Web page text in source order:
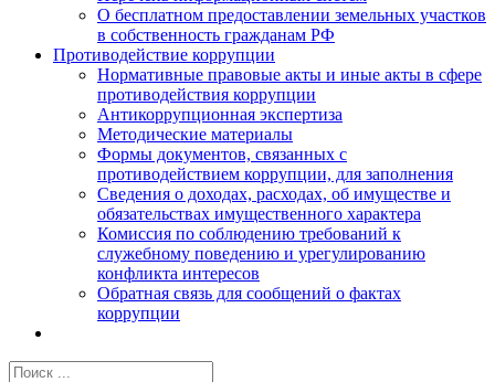
О бесплатном предоставлении земельных участков
в собственность гражданам РФ
Противодействие коррупции
Нормативные правовые акты и иные акты в сфере
противодействия коррупции
Антикоррупционная экспертиза
Методические материалы
Формы документов, связанных с
противодействием коррупции, для заполнения
Сведения о доходах, расходах, об имуществе и
обязательствах имущественного характера
Комиссия по соблюдению требований к
служебному поведению и урегулированию
конфликта интересов
Обратная связь для сообщений о фактах
коррупции
Результат